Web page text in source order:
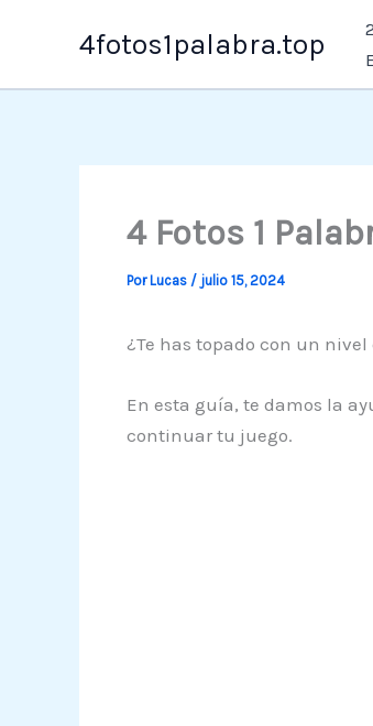
4fotos1palabra.top
4 Fotos 1
PorLucas / julio 15, 2024
¿Te has topado con un
En esta guía, te damos la
continuar tu juego.